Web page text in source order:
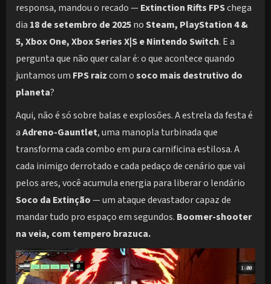
responsa, mandou o recado —Extinction Rifts FPSchega
dia 18 de setembro de 2025noSteam, PlayStation 4 &
5, Xbox One, Xbox Series X|S e Nintendo Switch. E a
pergunta que não quer calar é: o que acontece quando
juntamos um FPS raizcom osoco mais destrutivo do
planeta?
Aqui, não é só sobre balas e explosões. A estrela da festa é
aAdreno-Gauntlet, uma manopla turbinada que
transforma cada combo em pura carnificina estilosa. A
cada inimigo derrotado e cada pedaço de cenário que vai
pelos ares, você acumula energia para liberar o lendário
Soco da Extinção— um ataque devastador capaz de
mandar tudo pro espaço em segundos. Boomer-shooter
na veia, com tempero brazuca.